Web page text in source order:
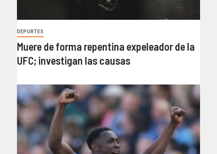
DEPORTES
Muere de forma repentina expeleador de la
UFC; investigan las causas